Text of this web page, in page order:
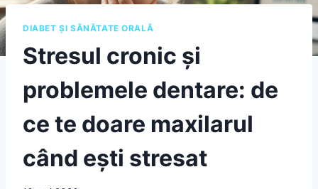
DIABET ȘI SĂNĂTATE ORALĂ
Stresul cronic și
problemele dentare: de
ce te doare maxilarul
când ești stresat